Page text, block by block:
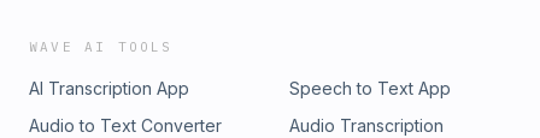
WAVE AI TOOLS
AI Transcription App
Speech to Text App
Audio to Text Converter
Audio Transcription